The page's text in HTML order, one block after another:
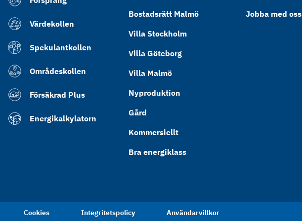
Värdekollen
Spekulantkollen
Områdeskollen
Försäkrad Plus
Energikalkylatorn
Bostadsrätt Malmö
Villa Stockholm
Villa Göteborg
Villa Malmö
Nyproduktion
Gård
Kommersiellt
Bra energiklass
Jobba med oss
Cookies Integritetspolicy Användarvillkor